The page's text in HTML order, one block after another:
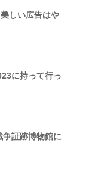
しい広告はや
に持って行っ
証跡博物館に